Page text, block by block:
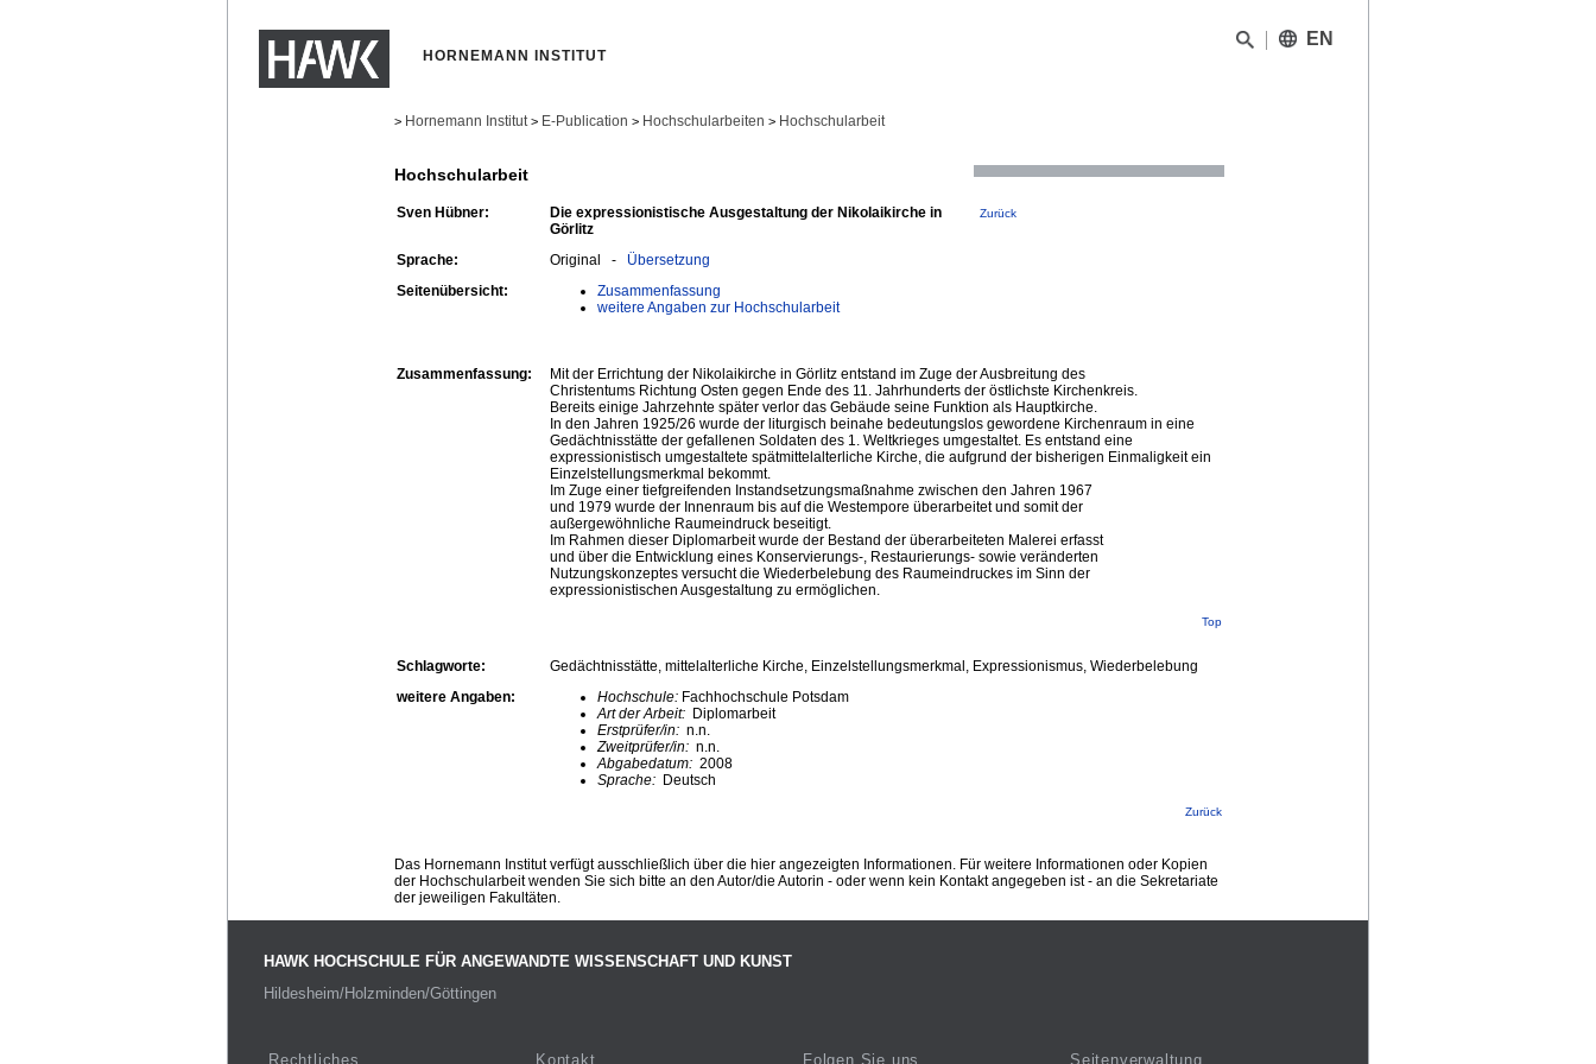
HORNEMANN INSTITUT
EN
> Hornemann Institut > E-Publication > Hochschularbeiten > Hochschularbeit
Hochschularbeit
Sven Hübner:
Die expressionistische Ausgestaltung der Nikolaikirche in
Görlitz
Zurück
Sprache: Original - Übersetzung
Seitenübersicht:
Zusammenfassung
weitere Angaben zur Hochschularbeit
Zusammenfassung:
Mit der Errichtung der Nikolaikirche in Görlitz entstand im Zuge der Ausbreitung des
Christentums Richtung Osten gegen Ende des 11. Jahrhunderts der östlichste Kirchenkreis.
Bereits einige Jahrzehnte später verlor das Gebäude seine Funktion als Hauptkirche.
In den Jahren 1925/26 wurde der liturgisch beinahe bedeutungslos gewordene Kirchenraum in eine
Gedächtnisstätte der gefallenen Soldaten des 1. Weltkrieges umgestaltet. Es entstand eine
expressionistisch umgestaltete spätmittelalterliche Kirche, die aufgrund der bisherigen Einmaligkeit ein
Einzelstellungsmerkmal bekommt.
Im Zuge einer tiefgreifenden Instandsetzungsmaßnahme zwischen den Jahren 1967
und 1979 wurde der Innenraum bis auf die Westempore überarbeitet und somit der
außergewöhnliche Raumeindruck beseitigt.
Im Rahmen dieser Diplomarbeit wurde der Bestand der überarbeiteten Malerei erfasst
und über die Entwicklung eines Konservierungs-, Restaurierungs- sowie veränderten
Nutzungskonzeptes versucht die Wiederbelebung des Raumeindruckes im Sinn der
expressionistischen Ausgestaltung zu ermöglichen.
Top
Schlagworte:
Gedächtnisstätte, mittelalterliche Kirche, Einzelstellungsmerkmal, Expressionismus, Wiederbelebung
weitere Angaben:
Hochschule: Fachhochschule Potsdam
Art der Arbeit: Diplomarbeit
Erstprüfer/in: n.n.
Zweitprüfer/in: n.n.
Abgabedatum: 2008
Sprache: Deutsch
Zurück
Das Hornemann Institut verfügt ausschließlich über die hier angezeigten Informationen. Für weitere Informationen oder Kopien
der Hochschularbeit wenden Sie sich bitte an den Autor/die Autorin - oder wenn kein Kontakt angegeben ist - an die Sekretariate
der jeweiligen Fakultäten.
HAWK HOCHSCHULE FÜR ANGEWANDTE WISSENSCHAFT UND KUNST
Hildesheim/Holzminden/Göttingen
Rechtliches Kontakt Folgen Sie uns Seitenverwaltung